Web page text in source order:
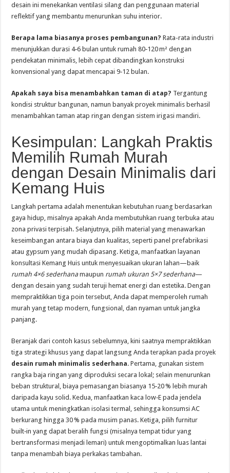
desain ini menekankan ventilasi silang dan penggunaan material
reflektif yang membantu menurunkan suhu interior.
Berapa lama biasanya proses pembangunan? Rata-rata industri
menunjukkan durasi 4‑6 bulan untuk rumah 80‑120 m² dengan
pendekatan minimalis, lebih cepat dibandingkan konstruksi
konvensional yang dapat mencapai 9‑12 bulan.
Apakah saya bisa menambahkan taman di atap? Tergantung
kondisi struktur bangunan, namun banyak proyek minimalis berhasil
menambahkan taman atap ringan dengan sistem irigasi mandiri.
Kesimpulan: Langkah Praktis
Memilih Rumah Murah
dengan Desain Minimalis dari
Kemang Huis
Langkah pertama adalah menentukan kebutuhan ruang berdasarkan
gaya hidup, misalnya apakah Anda membutuhkan ruang terbuka atau
zona privasi terpisah. Selanjutnya, pilih material yang menawarkan
keseimbangan antara biaya dan kualitas, seperti panel prefabrikasi
atau gypsum yang mudah dipasang. Ketiga, manfaatkan layanan
konsultasi Kemang Huis untuk menyesuaikan ukuran lahan—baik
rumah 4×6 sederhanamaupun rumah ukuran 5×7 sederhana—
dengan desain yang sudah teruji hemat energi dan estetika. Dengan
mempraktikkan tiga poin tersebut, Anda dapat memperoleh rumah
murah yang tetap modern, fungsional, dan nyaman untuk jangka
panjang.
Beranjak dari contoh kasus sebelumnya, kini saatnya mempraktikkan
tiga strategi khusus yang dapat langsung Anda terapkan pada proyek
desain rumah minimalis sederhana. Pertama, gunakan sistem
rangka baja ringan yang diproduksi secara lokal; selain menurunkan
beban struktural, biaya pemasangan biasanya 15‑20 % lebih murah
daripada kayu solid. Kedua, manfaatkan kaca low‑E pada jendela
utama untuk meningkatkan isolasi termal, sehingga konsumsi AC
berkurang hingga 30 % pada musim panas. Ketiga, pilih furnitur
built‑in yang dapat beralih fungsi (misalnya tempat tidur yang
bertransformasi menjadi lemari) untuk mengoptimalkan luas lantai
tanpa menambah biaya perkakas tambahan.